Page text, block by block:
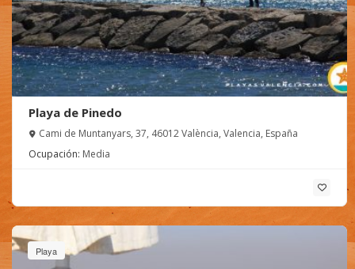
Playa de Pinedo
Cami de Muntanyars, 37, 46012 València, Valencia, España
Ocupación: Media
Playa